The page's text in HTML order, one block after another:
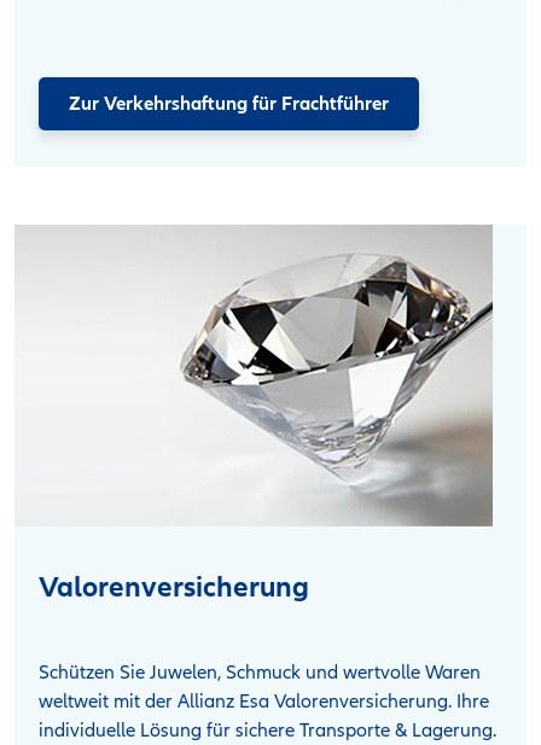
Zur Verkehrshaftung für Frachtführer
Valorenversicherung
Schützen Sie Juwelen, Schmuck und wertvolle Waren
weltweit mit der Allianz Esa Valorenversicherung. Ihre
individuelle Lösung für sichere Transporte & Lagerung.